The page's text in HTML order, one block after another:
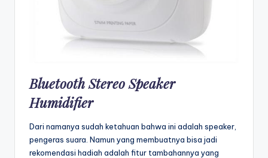
Bluetooth Stereo Speaker
Humidifier
Dari namanya sudah ketahuan bahwa ini adalah speaker,
pengeras suara. Namun yang membuatnya bisa jadi
rekomendasi hadiah adalah fitur tambahannya yang